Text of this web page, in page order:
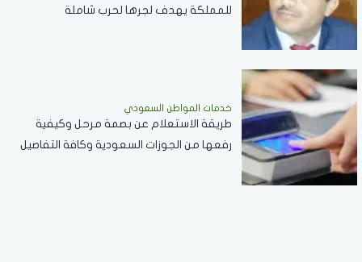
للمملكة يهدف لجرها لحرب شاملة
خدمات المواطن السعودي
طريقة الاستعلام عن بصمة مرحل وكيفية
رفعها من الجوزات السعودية وكافة التفاصيل